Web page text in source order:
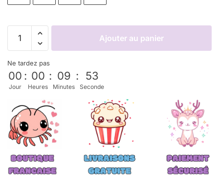
Ajouter au panier
Ne tardez pas
00
Jour
: 00
Heures
: 09
Minutes
: 53
Seconde